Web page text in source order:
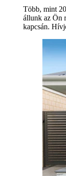
Több, mint
állunk az Ön
kapcsán.